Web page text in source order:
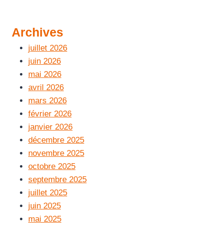
Archives
juillet 2026
juin 2026
mai 2026
avril 2026
mars 2026
février 2026
janvier 2026
décembre 2025
novembre 2025
octobre 2025
septembre 2025
juillet 2025
juin 2025
mai 2025